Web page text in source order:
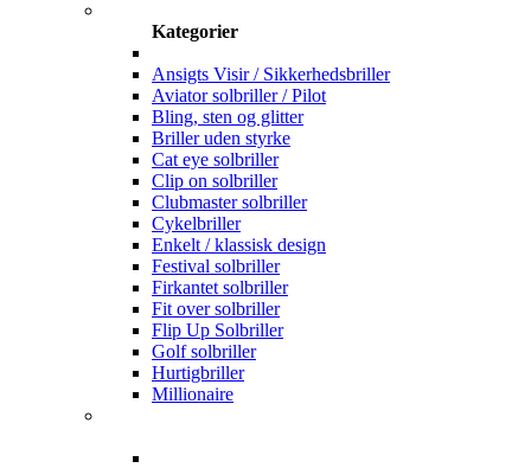
Kategorier
Ansigts Visir / Sikkerhedsbriller
Aviator solbriller / Pilot
Bling, sten og glitter
Briller uden styrke
Cat eye solbriller
Clip on solbriller
Clubmaster solbriller
Cykelbriller
Enkelt / klassisk design
Festival solbriller
Firkantet solbriller
Fit over solbriller
Flip Up Solbriller
Golf solbriller
Hurtigbriller
Millionaire